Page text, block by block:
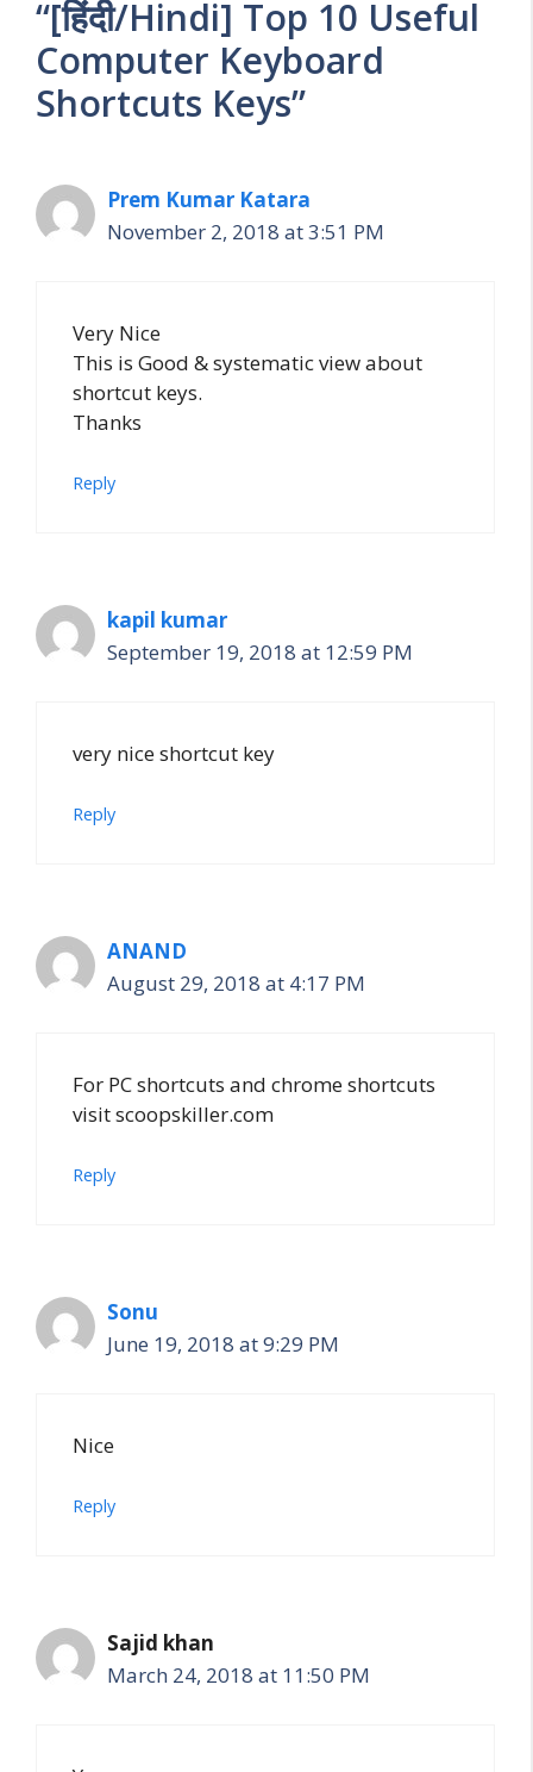
“[हिंदी/Hindi] Top 10 Useful
Computer Keyboard
Shortcuts Keys”
Prem Kumar Katara
November 2, 2018 at 3:51 PM
Very Nice
This is Good & systematic view about
shortcut keys.
Thanks
Reply
kapil kumar
September 19, 2018 at 12:59 PM
very nice shortcut key
Reply
ANAND
August 29, 2018 at 4:17 PM
For PC shortcuts and chrome shortcuts
visit scoopskiller.com
Reply
Sonu
June 19, 2018 at 9:29 PM
Nice
Reply
Sajid khan
March 24, 2018 at 11:50 PM